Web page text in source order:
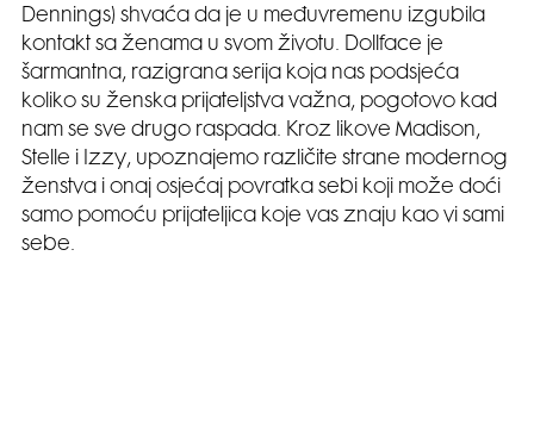
Dennings) shvaća da je u međuvremenu izgubila
kontakt sa ženama u svom životu. Dollface je
šarmantna, razigrana serija koja nas podsjeća
koliko su ženska prijateljstva važna, pogotovo kad
nam se sve drugo raspada. Kroz likove Madison,
Stelle i Izzy, upoznajemo različite strane modernog
ženstva i onaj osjećaj povratka sebi koji može doći
samo pomoću prijateljica koje vas znaju kao vi sami
sebe.